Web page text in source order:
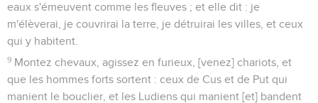
eaux s'émeuvent comme les fleuves ; et elle dit : je
m'élèverai, je couvrirai la terre, je détruirai les villes, et ceux
qui y habitent.
9 Montez chevaux, agissez en furieux, [venez] chariots, et
que les hommes forts sortent : ceux de Cus et de Put qui
manient le bouclier, et les Ludiens qui manient [et] bandent